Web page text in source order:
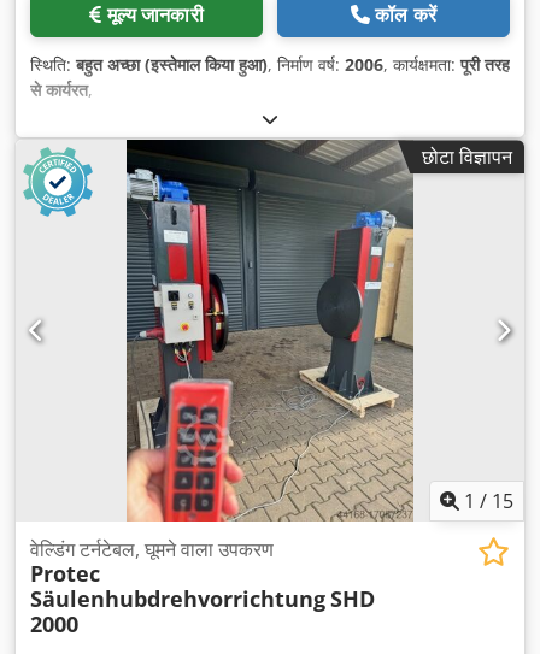
मूल्य जानकारी कॉल करें
स्थिति:बहुत अच्छा (इस्तेमाल किया हुआ), निर्माण वर्ष: 2006, कार्यक्षमता:पूरी तरह
से कार्यरत,
छोटा विज्ञापन
1 / 15
वेल्डिंग टर्नटेबल, घूमने वाला उपकरण
Protec
SäulenhubdrehvorrichtungSHD
2000